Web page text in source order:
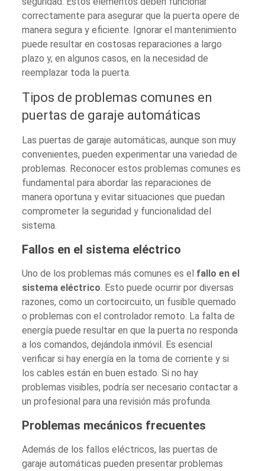
correctamente para asegurar que la puerta opere de
manera segura y eficiente. Ignorar el mantenimiento
puede resultar en costosas reparaciones a largo
plazo y, en algunos casos, en la necesidad de
reemplazar toda la puerta.
Tipos de problemas comunes en
puertas de garaje automáticas
Las puertas de garaje automáticas, aunque son muy
convenientes, pueden experimentar una variedad de
problemas. Reconocer estos problemas comunes es
fundamental para abordar las reparaciones de
manera oportuna y evitar situaciones que puedan
comprometer la seguridad y funcionalidad del
sistema.
Fallos en el sistema eléctrico
Uno de los problemas más comunes es el fallo en el
sistema eléctrico. Esto puede ocurrir por diversas
razones, como un cortocircuito, un fusible quemado
o problemas con el controlador remoto. La falta de
energía puede resultar en que la puerta no responda
a los comandos, dejándola inmóvil. Es esencial
verificar si hay energía en la toma de corriente y si
los cables están en buen estado. Si no hay
problemas visibles, podría ser necesario contactar a
un profesional para una revisión más profunda.
Problemas mecánicos frecuentes
Además de los fallos eléctricos, las puertas de
garaje automáticas pueden presentar problemas